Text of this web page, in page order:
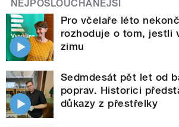
NEJPOSLOUCHANĚJŠÍ
Pro včelaře léto
rozhoduje o tom, jestli
zimu
Sedmdesát pět let od
poprav. Historici
důkazy z přestřelky